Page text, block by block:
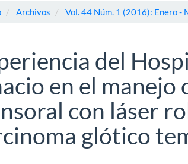
Archivos Vol. 44 Núm. 1 (2016): Enero -
del
en el
con láser
glótico